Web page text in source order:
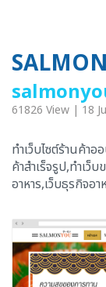
61826 View | 18
ทำเว็บไซต์ร้านค้า
ค้าสำเร็จรูป,ทำเว็บ
อาหาร,เว็บธุรกิจอ